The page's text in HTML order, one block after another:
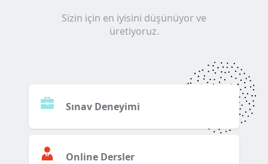
Sizin için en iyisini düşünüyor ve
üretiyoruz.
Sınav Deneyimi
Online Dersler